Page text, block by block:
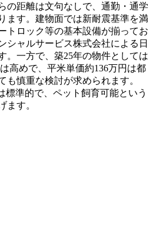
の距離は文句なしで、通勤・通学
ます。建物面では新耐震基準を満
トロック等の基本設備が揃ってお
シャルサービス株式会社による日
。一方で、築25年の物件としては
高めで、平米単価約136万円は都
も慎重な検討が求められます。
標準的で、ペット飼育可能という
ます。